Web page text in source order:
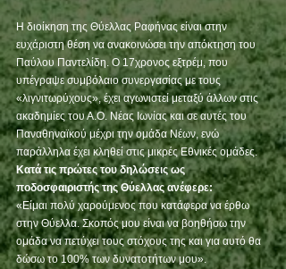
Η διοίκηση της Θύελλας Ραφήνας είναι στην
ευχάριστη θέση να ανακοινώσει την απόκτηση του
Παύλου Παντελίδη. Ο 17χρονος εξτρέμ, που
υπέγραψε συμβόλαιο συνεργασίας με τους
«λιγνιτωρύχους», έχει αγωνιστεί μεταξύ άλλων στις
ακαδημίες του Α.Ο. Νέας Ιωνίας και σε αυτές του
Παναθηναϊκού μέχρι την ομάδα Νέων, ενώ
παράλληλα έχει κληθεί στις μικρές Εθνικές ομάδες.
Κατά τις πρώτες του δηλώσεις ως
ποδοσφαιριστής της Θύελλας ανέφερε:
«Είμαι πολύ χαρούμενος που κατάφερα να έρθω
στην Θύελλα. Σκοπός μου είναι να βοηθήσω την
ομάδα να πετύχει τους στόχους της και για αυτό θα
δώσω το 100% των δυνατοτήτων μου».